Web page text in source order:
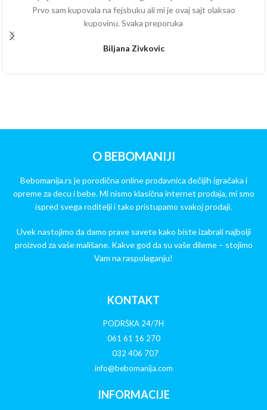
Prvo sam kupovala na fejsbuku ali mi je ovaj sajt olaksao
kupovinu. Svaka preporuka
Biljana Zivkovic
O BEBOMANIJI
Bebomanija.rs je porodična online prodavnica dečijih igračaka i
opreme za decu i bebe. Mi nismo klasična internet prodaja, mi smo
ispred svega roditelji i tako pristupamo svakoj prodaji.
Uvek nastojimo da damo prave savete kako biste izabrali najbolji
proizvod za vaše mališane. Kakve god da su vaše dileme – stojimo
Vam na raspolaganju!
KONTAKT
PODRŠKA 24/7H
061 61 16 270
032 406 707
info@bebomanija.com
INFORMACIJE